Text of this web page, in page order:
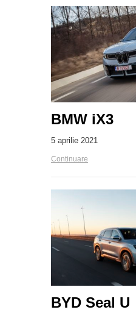
BMW iX3
5 aprilie 2021
Continuare
BYD Seal U